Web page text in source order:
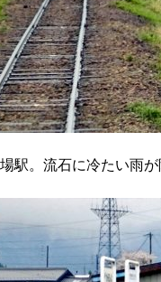
駅。流石に冷たい雨